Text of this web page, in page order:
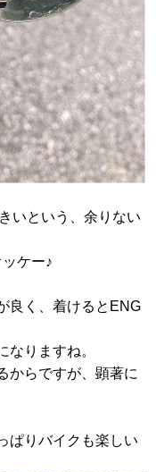
いという、余りない
ケー♪
良く、着けるとENG
なりますね。
からですが、顕著に
ぱりバイクも楽しい